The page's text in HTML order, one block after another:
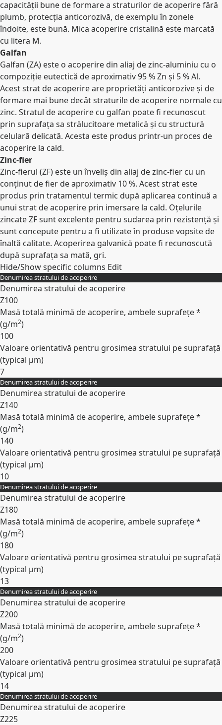
capacității bune de formare a straturilor de acoperire fără
plumb, protecția anticorozivă, de exemplu în zonele
îndoite, este bună. Mica acoperire cristalină este marcată
cu litera M.
Galfan
Galfan (ZA) este o acoperire din aliaj de zinc-aluminiu cu o
compoziție eutectică de aproximativ 95 % Zn și 5 % Al.
Acest strat de acoperire are proprietăți anticorozive și de
formare mai bune decât straturile de acoperire normale cu
zinc. Stratul de acoperire cu galfan poate fi recunoscut
prin suprafața sa strălucitoare metalică și cu structură
celulară delicată. Acesta este produs printr-un proces de
acoperire la cald.
Zinc-fier
Zinc-fierul (ZF) este un înveliș din aliaj de zinc-fier cu un
conținut de fier de aproximativ 10 %. Acest strat este
produs prin tratamentul termic după aplicarea continuă a
unui strat de acoperire prin imersare la cald. Oțelurile
zincate ZF sunt excelente pentru sudarea prin rezistență și
sunt concepute pentru a fi utilizate în produse vopsite de
înaltă calitate. Acoperirea galvanică poate fi recunoscută
după suprafața sa mată, gri.
Hide/Show specific columns Edit
Denumirea stratului de acoperire
Denumirea stratului de acoperire
Z100
Masă totală minimă de acoperire, ambele suprafețe *
(g/m2)
100
Valoare orientativă pentru grosimea stratului pe suprafață
(typical µm)
7
Expand
Denumirea stratului de acoperire
Denumirea stratului de acoperire
Z140
Masă totală minimă de acoperire, ambele suprafețe *
(g/m2)
140
Valoare orientativă pentru grosimea stratului pe suprafață
(typical µm)
10
Expand
Denumirea stratului de acoperire
Denumirea stratului de acoperire
Z180
Masă totală minimă de acoperire, ambele suprafețe *
(g/m2)
180
Valoare orientativă pentru grosimea stratului pe suprafață
(typical µm)
13
Expand
Denumirea stratului de acoperire
Denumirea stratului de acoperire
Z200
Masă totală minimă de acoperire, ambele suprafețe *
(g/m2)
200
Valoare orientativă pentru grosimea stratului pe suprafață
(typical µm)
14
Expand
Denumirea stratului de acoperire
Denumirea stratului de acoperire
Z225